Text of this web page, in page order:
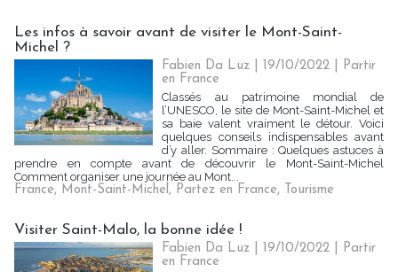
Les infos à savoir avant de visiter le Mont-Saint-
Michel ?
Fabien Da Luz | 19/10/2022
Partir
en France
Classés au patrimoine mondial de
l’UNESCO, le site de Mont-Saint-Michel et
sa baie valent vraiment le détour. Voici
quelques conseils indispensables avant
d’y aller. Sommaire : Quelques astuces à
prendre en compte avant de découvrir le Mont-Saint-Michel
Comment organiser une journée au Mont...
France, Mont-Saint-Michel, Partez en France, Tourisme
Visiter Saint-Malo, la bonne idée !
Fabien Da Luz | 19/10/2022
Partir
en France